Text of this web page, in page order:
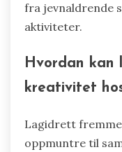
fra jevnaldrende
aktiviteter.
Hvordan
kreativitet
Lagidrett
oppmuntre til